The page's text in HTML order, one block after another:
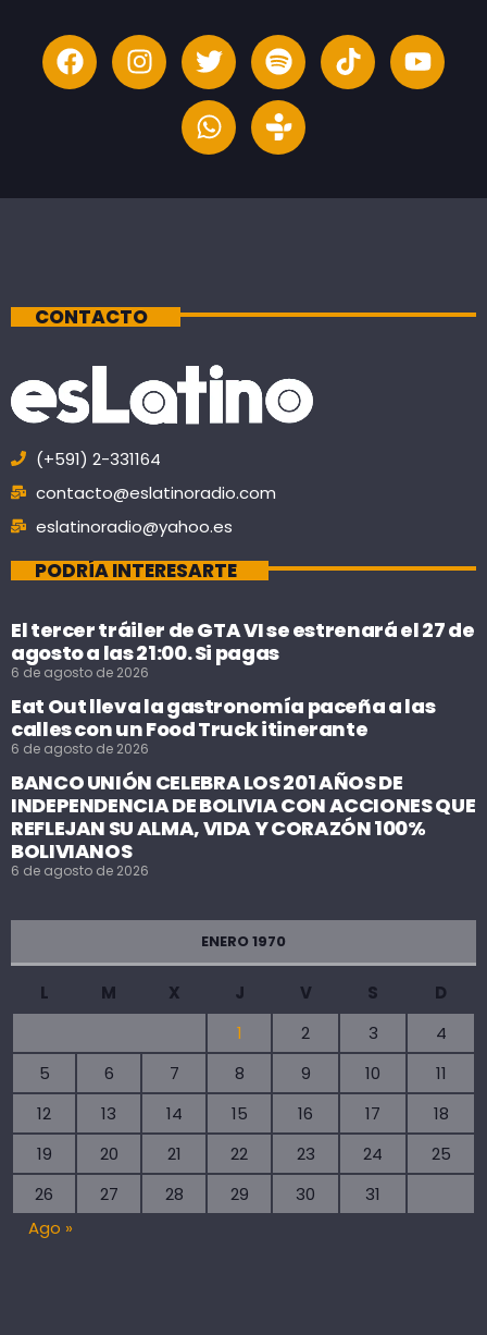
CONTACTO
(+591) 2-331164
contacto@eslatinoradio.com
eslatinoradio@yahoo.es
PODRÍA INTERESARTE
El tercer tráiler de GTA VI se estrenará el 27 de
agosto a las 21:00. Si pagas
6 de agosto de 2026
Eat Out lleva la gastronomía paceña a las
calles con un Food Truck itinerante
6 de agosto de 2026
BANCO UNIÓN CELEBRA LOS 201 AÑOS DE
INDEPENDENCIA DE BOLIVIA CON ACCIONES QUE
REFLEJAN SU ALMA, VIDA Y CORAZÓN 100%
BOLIVIANOS
6 de agosto de 2026
ENERO 1970
L M X J V S
D
1
2 3
4
5
6 7 8 9 10
11
12
13 14 15 16 17
18
19
20 21 22 23 24
25
26
27 28 29 30
31
Ago »